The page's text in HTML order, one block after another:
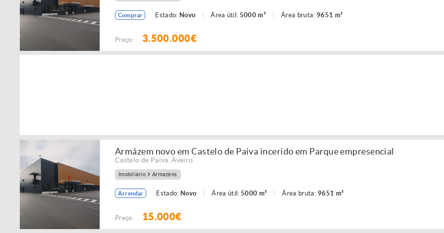
Comprar Estado: Novo Área útil: 5000 m² Área bruta: 9651 m²
Preço: 3.500.000€
Armázem novo em Castelo de Paiva incerido em Parque empresencial
Castelo de Paiva ,Aveiro
Imobiliário Armazéns
Arrendar Estado: Novo Área útil: 5000 m² Área bruta: 9651 m²
Preço: 15.000€